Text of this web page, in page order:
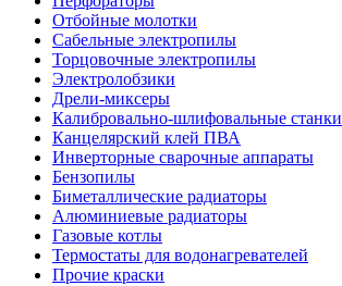
Отбойные молотки
Сабельные электропилы
Торцовочные электропилы
Электролобзики
Дрели-миксеры
Калибровально-шлифовальные станки
Канцелярский клей ПВА
Инверторные сварочные аппараты
Бензопилы
Биметаллические радиаторы
Алюминиевые радиаторы
Газовые котлы
Термостаты для водонагревателей
Прочие краски